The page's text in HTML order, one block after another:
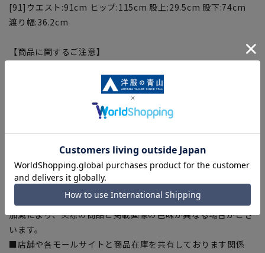
[91]ウエスト:91cm ヒップ:115cm 股上:29.5cm 股下:74cm
渡り幅:36.2cm
【商品に関するご注意】
ある場合がございますので、予めご了承ください。
■ゆとり感には個人差があります。サイズ表を確認の上、ご購
入の目安としてご利用ください。
■サイズスペックは仕上がりサイズを記載しております。一
部、商品現物におすすめサイズ(ヌードサイズ)を記載している
商品もございます。
■ブラウザやお使いのモニター環境、また撮影時の室内外の光
加減により、実際の商品と掲載画像の色味が異なる場合がござ
います。
■店舗や各モールサイトと商品在庫を共有しております関係